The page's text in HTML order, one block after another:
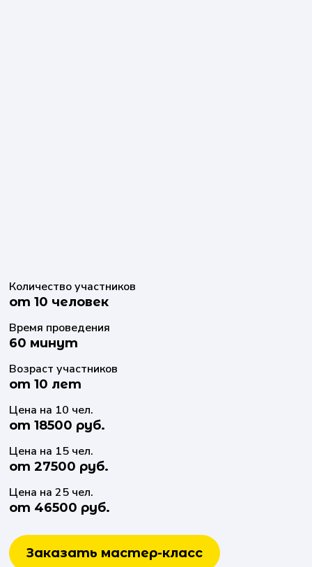
Количество участников
от 10 человек
Время проведения
60 минут
Возраст участников
от 10 лет
Цена на 10 чел.
от 18500 руб.
Цена на 15 чел.
от 27500 руб.
Цена на 25 чел.
от 46500 руб.
Заказать мастер-класс